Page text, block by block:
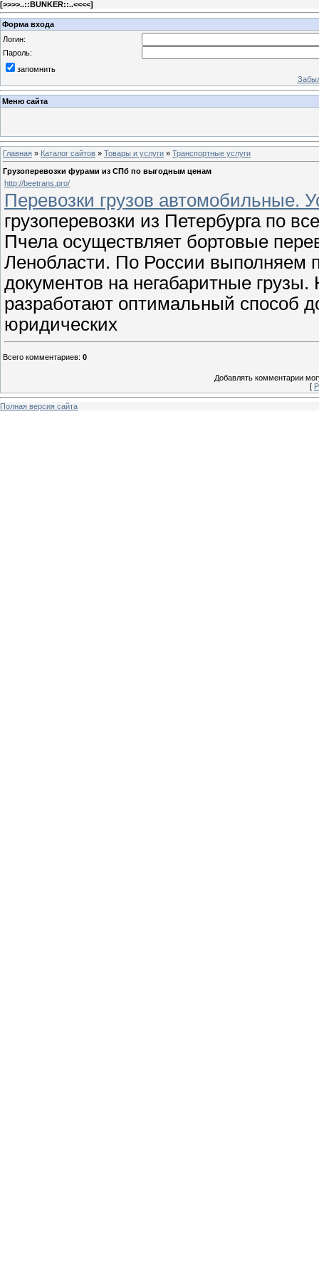
[>>>>..::BUNKER::..<<<<]
Форма входа
Логин:
Пароль:
запомнить
Меню сайта
Главная » Каталог сайтов » Товары и услуги » Транспортные услуги
Грузоперевозки фурами из СПб по выгодным ценам
http://beetrans.pro/
Перевозки грузов автомобильные.
грузоперевозки из Петербурга по
Пчела осуществляет бортовые
Ленобласти. По России выполняем
документов на негабаритные
разработают оптимальный способ
юридических
Всего комментариев: 0
Добавлять комментарии
[
Полная версия сайта